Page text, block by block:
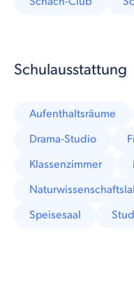
Schulausstattung
Aufenthaltsräume
Drama-Studio
Klassenzimmer
Speisesaal